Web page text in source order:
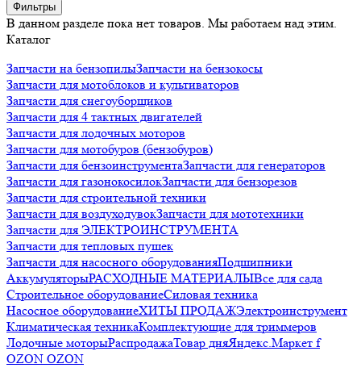
Фильтры
В данном разделе пока нет товаров. Мы работаем над этим.
Каталог
Запчасти на бензопилыЗапчасти на бензокосы
Запчасти для мотоблоков и культиваторов
Запчасти для снегоуборщиков
Запчасти для 4 тактных двигателей
Запчасти для лодочных моторов
Запчасти для мотобуров (бензобуров)
Запчасти для бензоинструментаЗапчасти для генераторов
Запчасти для газонокосилокЗапчасти для бензорезов
Запчасти для строительной техники
Запчасти для воздуходувокЗапчасти для мототехники
Запчасти для ЭЛЕКТРОИНСТРУМЕНТА
Запчасти для тепловых пушек
Запчасти для насосного оборудованияПодшипники
АккумуляторыРАСХОДНЫЕ МАТЕРИАЛЫВсе для сада
Строительное оборудованиеСиловая техника
Насосное оборудованиеХИТЫ ПРОДАЖЭлектроинструмент
Климатическая техникаКомплектующие для триммеров
Лодочные моторыРаспродажаТовар дняЯндекс.Маркет f
OZON OZON